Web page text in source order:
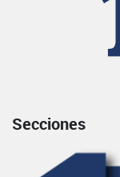
Secciones